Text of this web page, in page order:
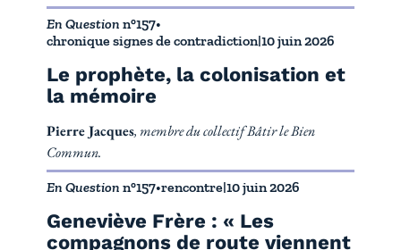
Le prophète, la colonisation et
la mémoire
En Question n°157•
chronique signes de contradiction|10 juin 2026
Pierre Jacques, membre du collectif Bâtir le Bien
Commun.
Geneviève Frère : « Les
compagnons de route viennent
En Question n°157•rencontre|10 juin 2026